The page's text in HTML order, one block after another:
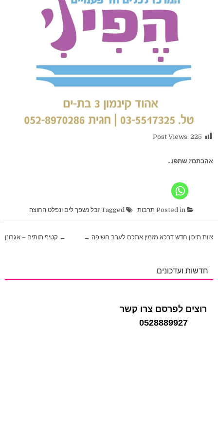
Post Views: 225
אהבתם? שתפו...
תרבות זבל נשפך לים ונפלט החוצה
ניווט ← קטיף תותים – אגרונן צוות תיכון חדש דרכא מזמין אתכם לערב חשיפה →
חדשות ועדכונים
רוצים לפרסם צרו קשר
0528889927